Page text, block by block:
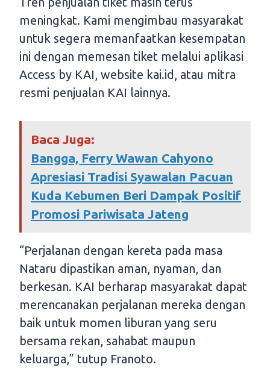
meningkat. Kami mengimbau masyarakat
untuk segera memanfaatkan kesempatan
ini dengan memesan tiket melalui aplikasi
Access by KAI, website kai.id, atau mitra
resmi penjualan KAI lainnya.
Baca Juga:
Bangga, Ferry Wawan Cahyono
Apresiasi Tradisi Syawalan Pacuan
Kuda Kebumen Beri Dampak Positif
Promosi Pariwisata Jateng
“Perjalanan dengan kereta pada masa
Nataru dipastikan aman, nyaman, dan
berkesan. KAI berharap masyarakat dapat
merencanakan perjalanan mereka dengan
baik untuk momen liburan yang seru
bersama rekan, sahabat maupun
keluarga,” tutup Franoto.